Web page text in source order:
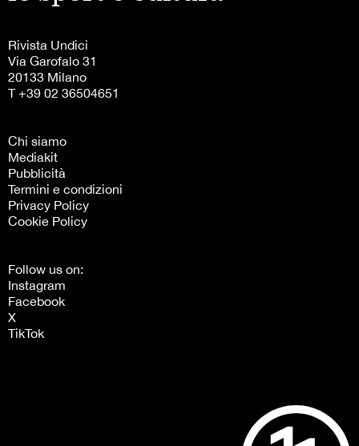
Rivista Undici
Via Garofalo 31
20133 Milano
T +39 02 36504651
Chi siamo
Mediakit
Pubblicità
Termini e condizioni
Privacy Policy
Cookie Policy
Follow us on:
Instagram
Facebook
X
TikTok